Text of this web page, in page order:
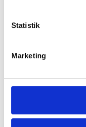
Statistik
Marketing
Stor LCD-skærm